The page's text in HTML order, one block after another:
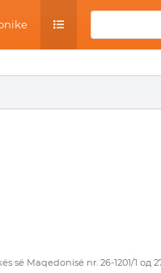
Maqedonisë nr. 26-1201/1 од